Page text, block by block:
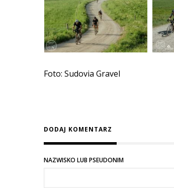
Foto: Sudovia Gravel
DODAJ KOMENTARZ
NAZWISKO LUB PSEUDONIM